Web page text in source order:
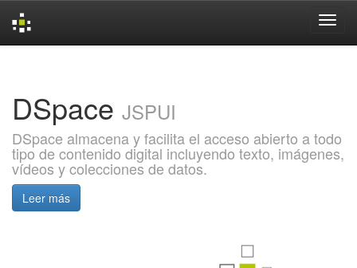
DSpace JSPUI
DSpace almacena y facilita el acceso abierto a todo
tipo de contenido digital incluyendo texto, imágenes,
vídeos y colecciones de datos.
Leer más